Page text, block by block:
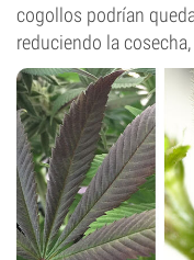
cogollos podrían
reduciendo la